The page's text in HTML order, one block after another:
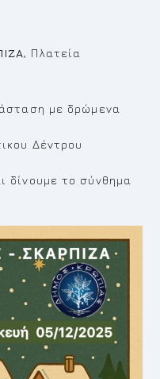
, Πλατεία
με δρώμενα
Δέντρου
δίνουμε το σύνθημα